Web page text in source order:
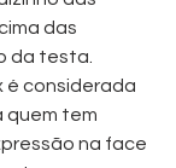
das
da testa.
é considerada
quem tem
na face